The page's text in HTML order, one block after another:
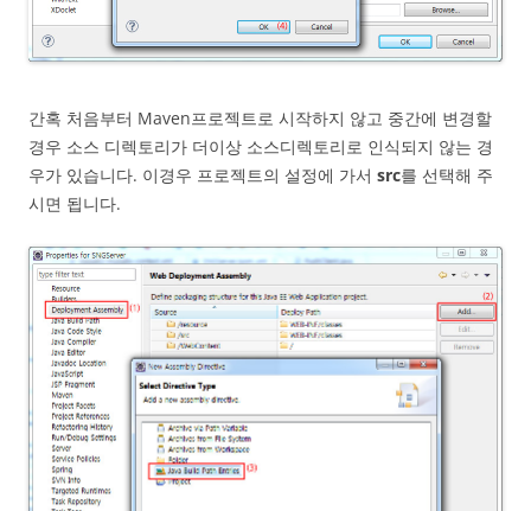
간혹 처음부터 Maven프로젝트로 시작하지 않고 중간에 변경할
경우 소스 디렉토리가 더이상 소스디렉토리로 인식되지 않는 경
우가 있습니다. 이경우 프로젝트의 설정에 가서 src를 선택해 주
시면 됩니다.